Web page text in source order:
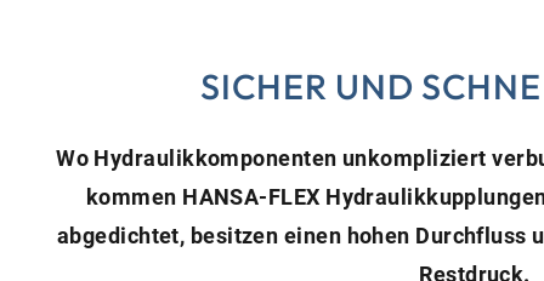
SICHER UND
Wo Hydraulikkomponenten unkompliziert
kommen HANSA‑FLEX
abgedichtet, besitzen einen hohen Durchfluss
Restdruck.